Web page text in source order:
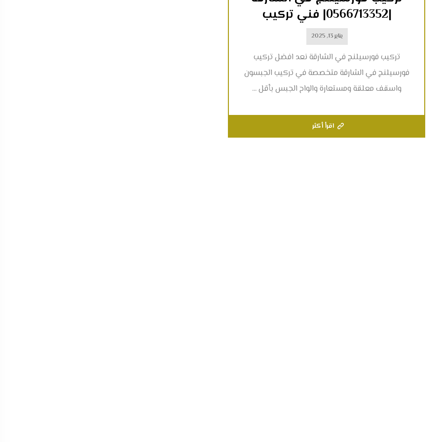
|0566713352| فني تركيب
يناير 13, 2025
تركيب فورسيلنج في الشارقة نعد افضل تركيب
فورسيلنج في الشارقة متخصصة في تركيب الجبسون
واسقف معلقة ومستعارة والواح الجبس بأقل ...
اقرأ أكثر